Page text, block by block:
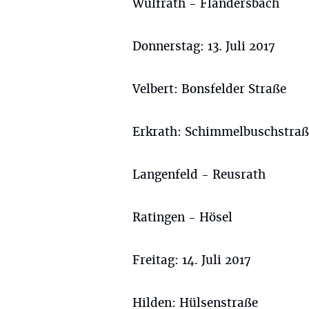
Wülfrath - Flandersbach
Donnerstag: 13. Juli 2017
Velbert: Bonsfelder Straße
Erkrath:
Langenfeld - Reusrath
Ratingen - Hösel
Freitag: 14. Juli 2017
Hilden: Hülsenstraße